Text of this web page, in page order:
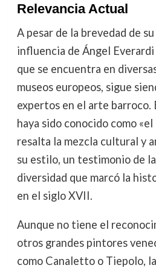
Relevancia Actual
A pesar de la brevedad de
influencia de Ángel Everardi
que se encuentra en
museos europeos, sigue
expertos en el arte barroco.
haya sido conocido como
resalta la mezcla cultural y
su estilo, un testimonio de
diversidad que marcó la
en el siglo XVII.
Aunque no tiene el
otros grandes pintores
como Canaletto o Tiepolo,